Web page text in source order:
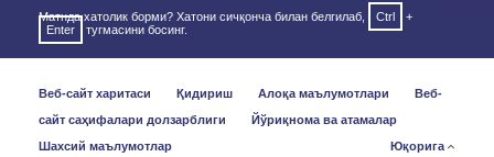
Матнда хатолик борми? Хатони сичқонча билан белгилаб, Ctrl
+
Enter
тугмасини босинг.
Веб-сайт харитаси Қидириш Алоқа маълумотлари
Веб-
сайт саҳифалари долзарблиги
Йўриқнома ва атамалар
Шахсий маълумотлар
Юқорига